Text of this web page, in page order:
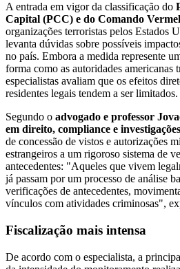
A entrada em vigor da classificação do
Capital (PCC) e do Comando
organizações terroristas pelos Estados
levanta dúvidas sobre possíveis
no país. Embora a medida represente
forma como as autoridades americanas
especialistas avaliam que os efeitos
residentes legais tendem a ser limitados.
Segundo o advogado e professor
em direito, compliance e
de concessão de vistos e autorizações
estrangeiros a um rigoroso sistema de
antecedentes: "Aqueles que vivem
já passam por um processo de análise
verificações de antecedentes,
vínculos com atividades criminosas",
Fiscalização mais intensa
De acordo com o especialista, a